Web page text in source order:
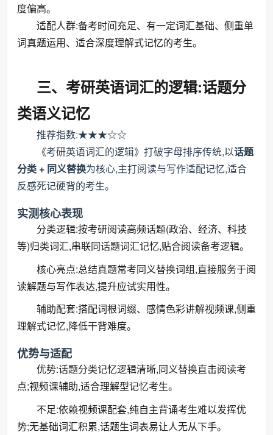
度偏高。
适配人群:备考时间充足、有一定词汇基础、侧重单
词真题运用、适合深度理解式记忆的考生。
三、考研英语词汇的逻辑:话题分
类语义记忆
推荐指数:★★★☆☆
《考研英语词汇的逻辑》打破字母排序传统,以话题
分类 + 同义替换为核心,主打阅读与写作适配记忆,适合
反感死记硬背的考生。
实测核心表现
分类逻辑:按考研阅读高频话题(政治、经济、科技
等)归类词汇,串联同话题词汇记忆,贴合阅读备考逻辑。
核心亮点:总结真题常考同义替换词组,直接服务于阅
读解题与写作表达,提升应试实用性。
辅助配套:搭配词根词缀、感情色彩讲解视频课,侧重
理解式记忆,降低干背难度。
优势与适配
优势:话题分类记忆逻辑清晰,同义替换直击阅读考
点;视频课辅助,适合理解型记忆考生。
不足:依赖视频课配套,纯自主背诵考生难以发挥优
势;无基础词汇积累,话题生词表易让人无从下手。